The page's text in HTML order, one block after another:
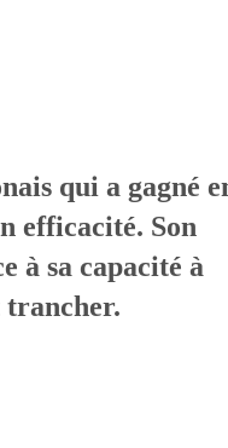
qui a gagné
efficacité. Son
à sa capacité à
trancher.